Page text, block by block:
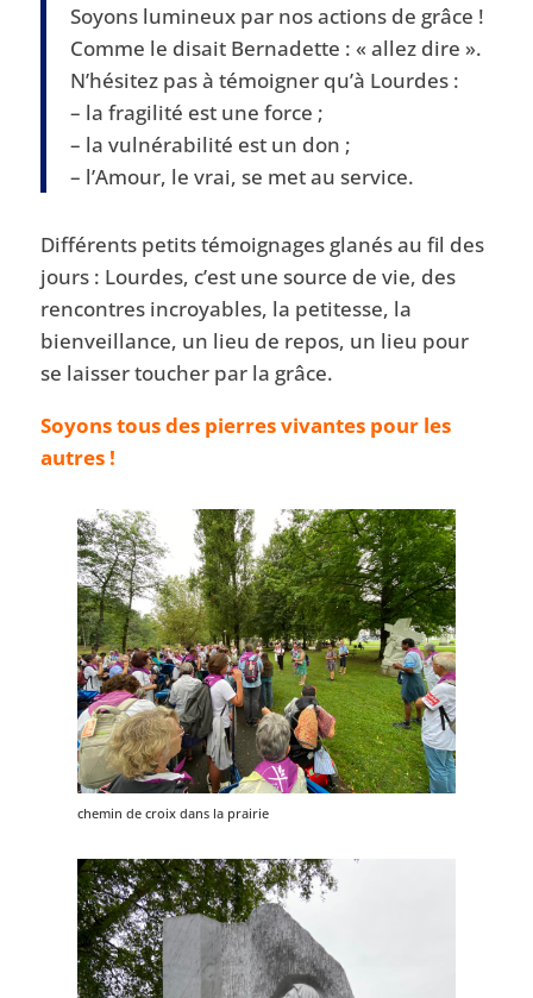
Soyons lumineux par nos actions de grâce !
Comme le disait Bernadette : « allez dire ».
N’hésitez pas à témoigner qu’à Lourdes :
– la fragilité est une force ;
– la vulnérabilité est un don ;
– l’Amour, le vrai, se met au service.
Différents petits témoignages glanés au fil des
jours : Lourdes, c’est une source de vie, des
rencontres incroyables, la petitesse, la
bienveillance, un lieu de repos, un lieu pour
se laisser toucher par la grâce.
Soyons tous des pierres vivantes pour les
autres !
chemin de croix dans la prairie